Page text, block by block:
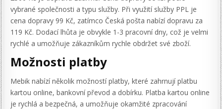
vybrané společnosti a typu služby. Při využití služby PPL je
cena dopravy 99 Kč, zatímco Česká pošta nabízí dopravu za
119 Kč. Dodací lhůta je obvykle 1-3 pracovní dny, což je velmi
rychlé a umožňuje zákazníkům rychle obdržet své zboží.
Možnosti platby
Mebik nabízí několik možností platby, které zahrnují platbu
kartou online, bankovní převod a dobírku. Platba kartou online
je rychlá a bezpečná, a umožňuje okamžité zpracování